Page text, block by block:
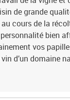
de grande
cours de la
bien
vos
d’un domaine